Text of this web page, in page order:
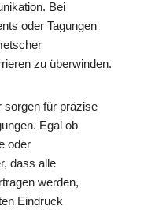
Bei
oder Tagungen
zu überwinden.
sorgen für präzise
Egal ob
oder
dass alle
werden,
Eindruck